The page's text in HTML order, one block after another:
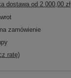
dostawa od 2 000,00 zł
zamówienie
ratę)